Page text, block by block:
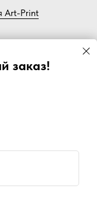
заказ!
Art-Print